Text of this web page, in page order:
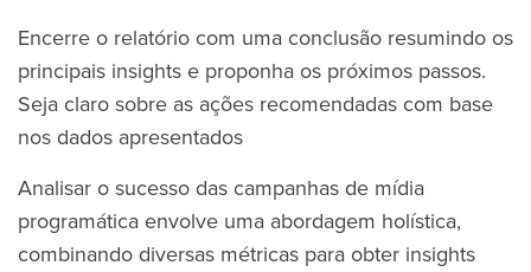
Encerre o relatório com uma conclusão resumindo os
principais insights e proponha os próximos passos.
Seja claro sobre as ações recomendadas com base
nos dados apresentados
Analisar o sucesso das campanhas de mídia
programática envolve uma abordagem holística,
combinando diversas métricas para obter insights